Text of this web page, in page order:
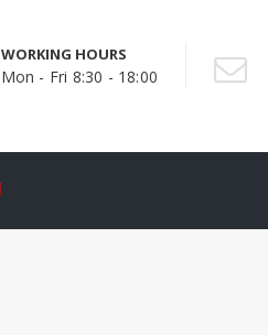
WORKING HOURS
Mon - Fri 8:30 - 18:00